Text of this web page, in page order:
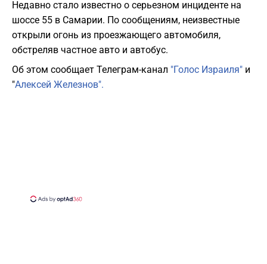
Недавно стало известно о серьезном инциденте на
шоссе 55 в Самарии. По сообщениям, неизвестные
открыли огонь из проезжающего автомобиля,
обстреляв частное авто и автобус.
Об этом сообщает Телеграм-канал "Голос Израиля" и
"Алексей Железнов".